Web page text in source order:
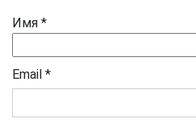
Имя *
Email *